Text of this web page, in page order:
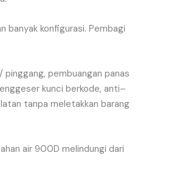
banyak konfigurasi. Pembagi
/ pinggang, pembuangan panas
kunci berkode, anti–
tanpa meletakkan barang
air 900D melindungi dari